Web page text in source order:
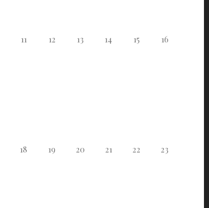
11 12 13 14 15 16
18 19 20 21 22 23